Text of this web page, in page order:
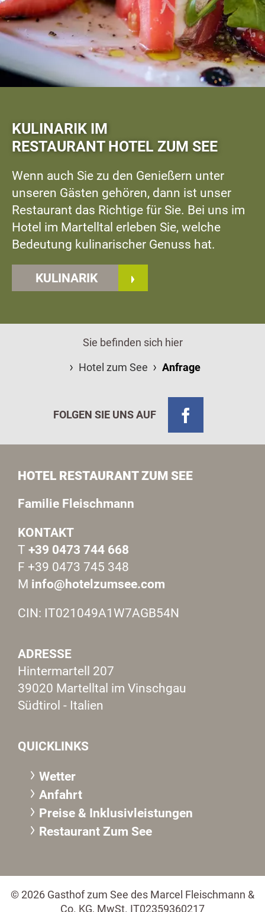
KULINARIK IM
RESTAURANT HOTEL ZUM SEE
Wenn auch Sie zu den Genießern unter
unseren Gästen gehören, dann ist unser
Restaurant das Richtige für Sie. Bei uns im
Hotel im Martelltal erleben Sie, welche
Bedeutung kulinarischer Genuss hat.
KULINARIK
Sie befinden sich hier
Hotel zum See
Anfrage
FOLGEN SIE UNS AUF
HOTEL RESTAURANT ZUM SEE
Familie Fleischmann
KONTAKT
T +39 0473 744 668
F +39 0473 745 348
M info@hotelzumsee.com
CIN: IT021049A1W7AGB54N
ADRESSE
Hintermartell 207
39020 Martelltal im Vinschgau
Südtirol - Italien
QUICKLINKS
Wetter
Anfahrt
Preise & Inklusivleistungen
Restaurant Zum See
© 2026 Gasthof zum See des Marcel Fleischmann &
Co. KG, MwSt. IT02359360217